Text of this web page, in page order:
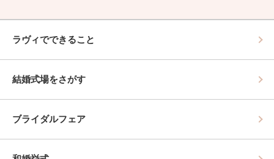
ラヴィでできること
結婚式場をさがす
ブライダルフェア